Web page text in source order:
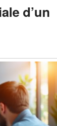
d’un